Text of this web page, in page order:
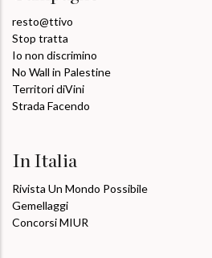
resto@ttivo
Stop tratta
Io non discrimino
No Wall in Palestine
Territori diVini
Strada Facendo
In Italia
Rivista Un Mondo Possibile
Gemellaggi
Concorsi MIUR